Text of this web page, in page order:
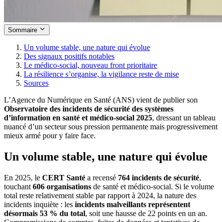
Sommaire
Un volume stable, une nature qui évolue
Des signaux positifs notables
Le médico-social, nouveau front prioritaire
La résilience s’organise, la vigilance reste de mise
Sources
L’Agence du Numérique en Santé (ANS) vient de publier son
Observatoire des incidents de sécurité des systèmes
d’information en santé et médico-social 2025, dressant un tableau
nuancé d’un secteur sous pression permanente mais progressivement
mieux armé pour y faire face.
Un volume stable, une nature qui évolue
En 2025, le CERT Santé a recensé 764 incidents de sécurité,
touchant 606 organisations de santé et médico-social. Si le volume
total reste relativement stable par rapport à 2024, la nature des
incidents inquiète : les incidents malveillants représentent
désormais 53 % du total, soit une hausse de 22 points en un an.